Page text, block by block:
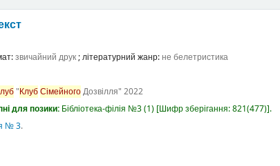
звичайний друк; літературний жанр:не белетристика
"КлубСімейногоДозвілля" 2022
для позики: Бібліотека-філія №3(1) Шифр зберігання:821(477) .
№ 3.